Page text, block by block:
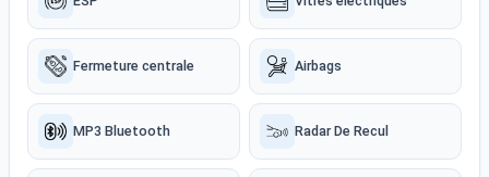
Fermeture centrale Airbags
MP3 Bluetooth Radar De Recul